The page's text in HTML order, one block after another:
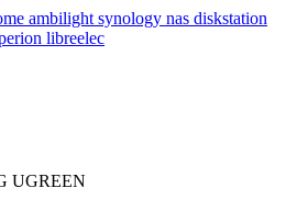
ambilight synology nas diskstation
libreelec
UGREEN